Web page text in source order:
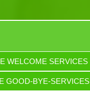
WELCOME SERVICES
GOOD-BYE-SERVICES